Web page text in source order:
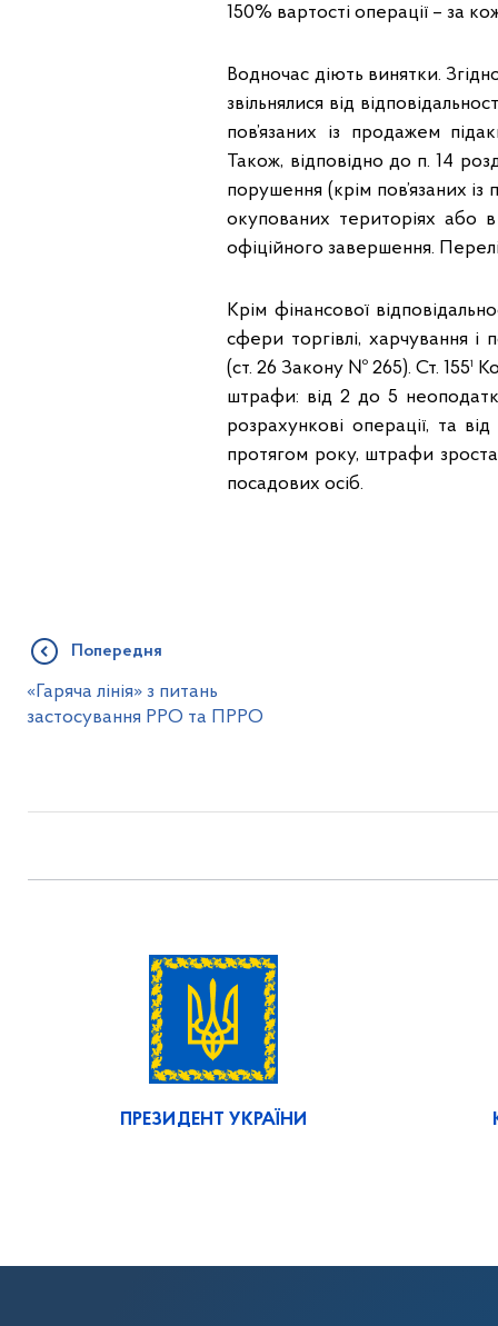
150% вартості операції – за
Водночас діють винятки.
звільнялися від
пов’язаних із продажем
Також, відповідно до п. 14
порушення (крім пов’язаних
окупованих територіях
офіційного завершення.
Крім фінансової
сфери торгівлі, харчування і
(ст. 26 Закону № 265). Ст. 155¹
штрафи: від 2 до 5
розрахункові операції, та
протягом року, штрафи
посадових осіб.
Попередня
«Гаряча лінія» з питань
застосування РРО та ПРРО
ПРЕЗИДЕНТ УКРАЇНИ